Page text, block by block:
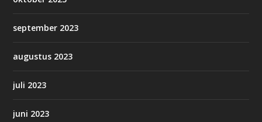
september 2023
augustus 2023
juli 2023
juni 2023